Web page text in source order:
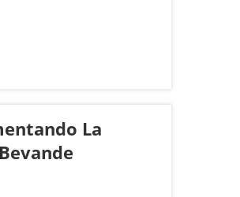
che...
La